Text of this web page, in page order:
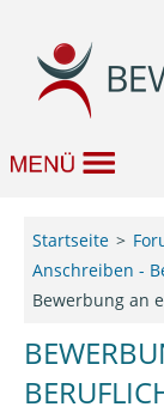
Job & Karriere
Forum
Startseite
Anschreiben -
Bewerbung an